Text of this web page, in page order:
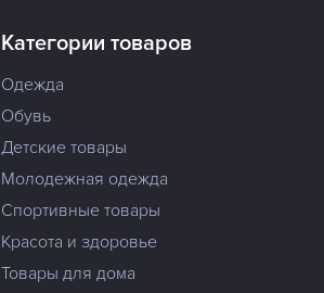
Категории товаров
Одежда
Обувь
Детские товары
Молодежная одежда
Спортивные товары
Красота и здоровье
Товары для дома